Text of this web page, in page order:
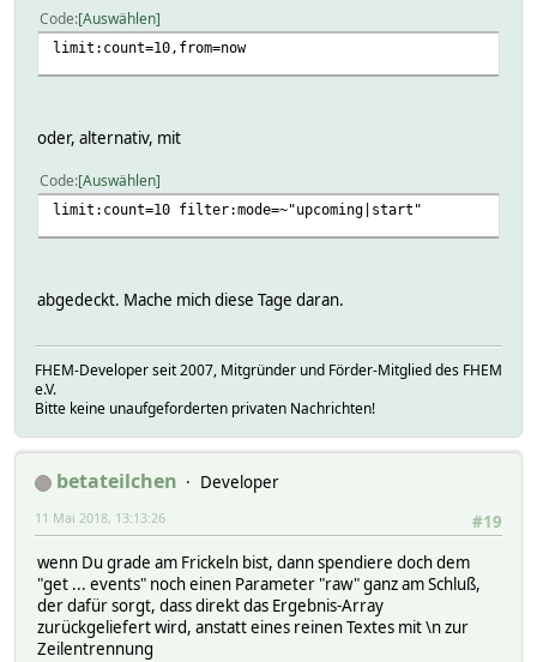
Code Auswählen
limit:count=10,from=now
oder, alternativ, mit
Code Auswählen
limit:count=10 filter:mode=~"upcoming|start"
abgedeckt. Mache mich diese Tage daran.
FHEM-Developer seit 2007, Mitgründer und Förder-Mitglied des FHEM
e.V.
Bitte keine unaufgeforderten privaten Nachrichten!
betateilchen
Developer
#19
11 Mai 2018, 13:13:26
wenn Du grade am Frickeln bist, dann spendiere doch dem
"get ... events" noch einen Parameter "raw" ganz am Schluß,
der dafür sorgt, dass direkt das Ergebnis-Array
zurückgeliefert wird, anstatt eines reinen Textes mit \n zur
Zeilentrennung